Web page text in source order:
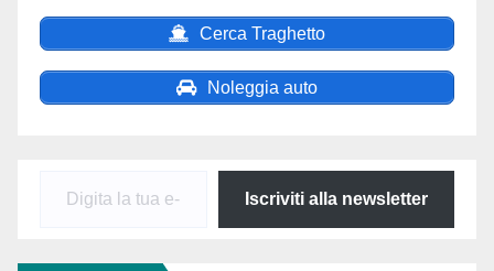
Cerca Traghetto
Noleggia auto
Digita
Iscriviti alla newsletter